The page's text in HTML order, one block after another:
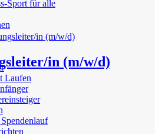
Sport für alle
Laufen
in (m/w/d)